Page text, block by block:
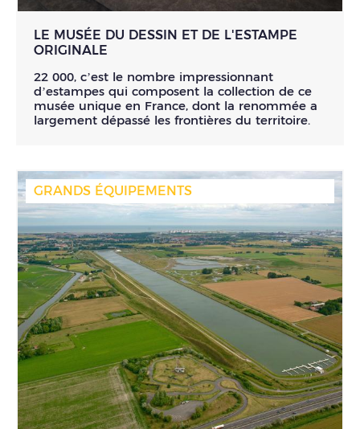
LE MUSÉE DU DESSIN ET DE L'ESTAMPE
ORIGINALE
22 000, c’est le nombre impressionnant
d’estampes qui composent la collection de ce
musée unique en France, dont la renommée a
largement dépassé les frontières du territoire.
GRANDS ÉQUIPEMENTS